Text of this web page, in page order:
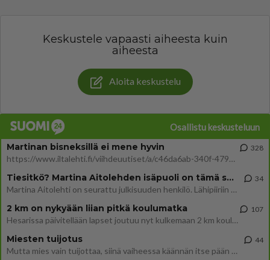
Keskustele vapaasti aiheesta kuin
aiheesta
Aloita keskustelu
Osallistu keskusteluun
Martinan bisneksillä ei mene hyvin
https://www.iltalehti.fi/viihdeuutiset/a/c46da6ab-340f-4790-aaa7-0865eed2336 Yrityksen konkurssihakemus on tullut kärä
328
Tiesitkö? Martina Aitolehden isäpuoli on tämä suosittu laulaja
Martina Aitolehti on seurattu julkisuuden henkilö. Lähipiiriin mahtuu muitakin tunnettuja henkilöitä. Tiesitkö, että Ma
34
2 km on nykyään liian pitkä koulumatka
Hesarissa päivitellään lapset joutuu nyt kulkemaan 2 km kouluun jösses. Ruostefillarilla tuo matka menee vaikka miten äk
107
Miesten tuijotus
Mutta mies vain tuijottaa, siinä vaiheessa käännän itse pään pois. Mikä juttu? Yleensä jos joku tuijottaa tai katsoo, hä
44